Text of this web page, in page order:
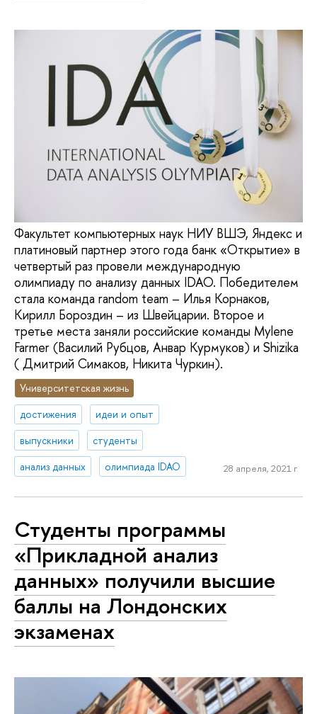
Факультет компьютерных наук НИУ ВШЭ, Яндекс и
платиновый партнер этого года банк «Открытие» в
четвертый раз провели международную
олимпиаду по анализу данных IDAO. Победителем
стала команда random team – Илья Корнаков,
Кирилл Бороздин – из Швейцарии. Второе и
третье места заняли российские команды Mylene
Farmer (Василий Рубцов, Анвар Курмуков) и Shizika
( Дмитрий Симаков, Никита Чуркин).
Университетская жизнь
достижения
идеи и опыт
выпускники
студенты
анализ данных
олимпиада IDAO 28 апреля, 2021 г.
Студенты программы
«Прикладной анализ
данных» получили высшие
баллы на Лондонских
экзаменах